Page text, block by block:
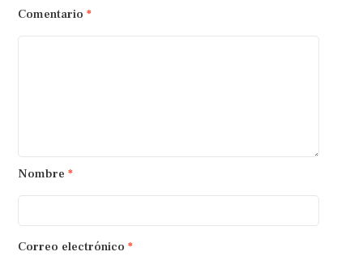
Comentario *
Nombre *
Correo electrónico *